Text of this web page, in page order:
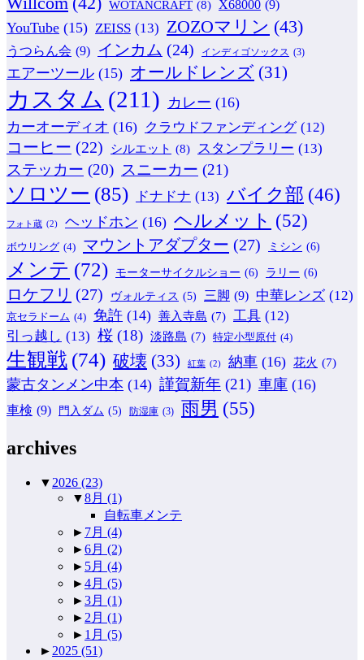
WOTANCRAFT (8) X68000 (9)
YouTube (15) ZEISS (13) ZOZOマリン (43)
うつらん会 (9) インカム (24) インディゴソックス (3)
エアーツール (15) オールドレンズ (31)
カスタム (211) カレー (16)
カーオーディオ (16) クラウドファンディング (12)
コーヒー (22) シルエット (8) スタンプラリー (13)
ステッカー (20) スニーカー (21)
ソロツー (85) ドナドナ (13) バイク部 (46)
フォト蔵 (2) ヘッドホン (16) ヘルメット (52)
ボウリング (4) マウントアダプター (27) ミシン (6)
メンテ (72) モーターサイクルショー (6) ラリー (6)
ロケフリ (27) ヴォルティス (5) 三脚 (9) 中華レンズ (12)
京セラドーム (4) 免許 (14) 善入寺島 (7) 工具 (12)
引っ越し (13) 桜 (18) 淡路島 (7) 特定小型原付 (4)
生観戦 (74) 破壊 (33) 紅葉 (2) 納車 (16) 花火 (7)
蒙古タンメン中本 (14) 謹賀新年 (21) 車庫 (16)
車検 (9) 門入ダム (5) 防湿庫 (3) 雨男 (55)
archives
▼ 2026 (23)
▼8月 (1)
自転車メンテ
► 7月 (4)
►6月 (2)
► 5月 (4)
►4月 (5)
►3月 (1)
► 2月 (1)
► 1月 (5)
► 2025 (51)